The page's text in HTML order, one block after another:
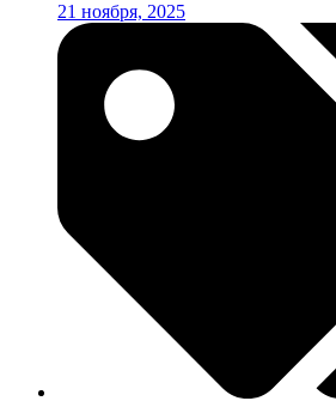
21 ноября, 2025